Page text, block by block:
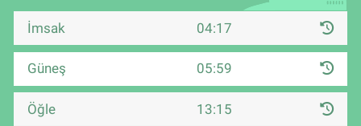
İmsak 04:17
Güneş 05:59
Öğle 13:15